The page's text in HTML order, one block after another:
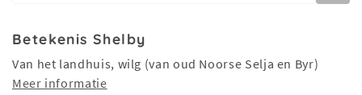
Betekenis Shelby
Van het landhuis, wilg (van oud Noorse Selja en Byr)
Meer informatie